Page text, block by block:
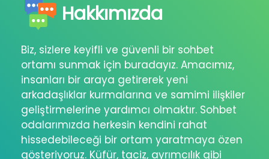
Hakkımızda
Biz, sizlere keyifli ve güvenli bir sohbet
ortamı sunmak için buradayız. Amacımız,
insanları bir araya getirerek yeni
arkadaşlıklar kurmalarına ve samimi ilişkiler
geliştirmelerine yardımcı olmaktır. Sohbet
odalarımızda herkesin kendini rahat
hissedebileceği bir ortam yaratmaya özen
gösteriyoruz. Küfür, taciz, ayrımcılık gibi